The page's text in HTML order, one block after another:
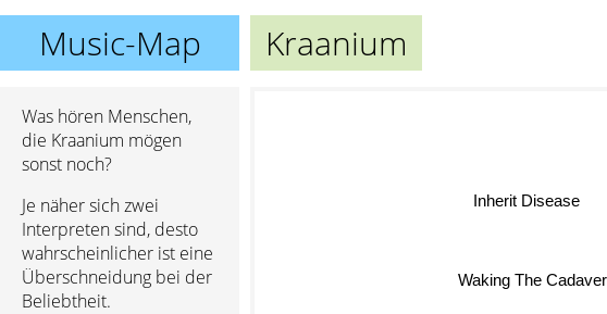
Music-Map Kraanium
Was hören Menschen,
die Kraanium mögen
sonst noch?
Je näher sich zwei
Interpreten sind, desto
wahrscheinlicher ist eine
Überschneidung bei der
Beliebtheit.
Waking The Cadaver
Inherit Disease